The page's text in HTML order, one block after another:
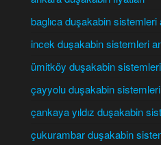
baglıca duşakabin sistemleri
incek duşakabin sistemleri
ümitköy duşakabin
çayyolu duşakabin
çankaya yıldız duşakabin
çukurambar duşakabin